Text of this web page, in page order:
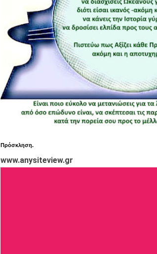
Πρόσκληση.
www.anysiteview.gr